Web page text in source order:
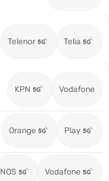
Telenor Telia
KPN Vodafone
Orange Play
NOS Vodafone